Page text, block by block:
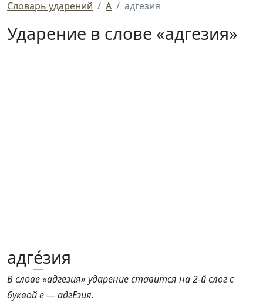
Словарь ударений А адгезия
Ударение в слове «адгезия»
адге́зия
В слове «адгезия» ударение ставится на 2-й слог с
буквой е — адгЕзия.